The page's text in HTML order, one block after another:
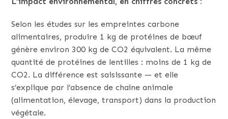
Selon les études sur les empreintes carbone
alimentaires, produire 1 kg de protéines de bœuf
génère environ 300 kg de CO2 équivalent. La même
quantité de protéines de lentilles : moins de 1 kg de
CO2. La différence est saisissante — et elle
s’explique par l’absence de chaîne animale
(alimentation, élevage, transport) dans la production
végétale.